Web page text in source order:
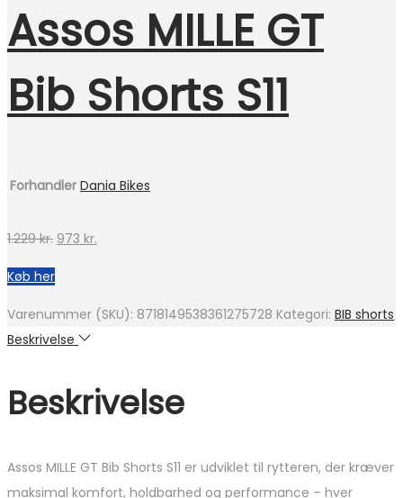
Assos MILLE GT
Bib Shorts S11
Forhandler Dania Bikes
1.229kr. Den
var:
1.229 kr..
973 kr.
er:
Køb her
Varenummer (SKU): 8718149538361275728 Kategori: BIB shorts
Beskrivelse
Beskrivelse
Assos MILLE GT Bib Shorts S11 er udviklet til rytteren, der kræver
maksimal komfort, holdbarhed og performance – hver